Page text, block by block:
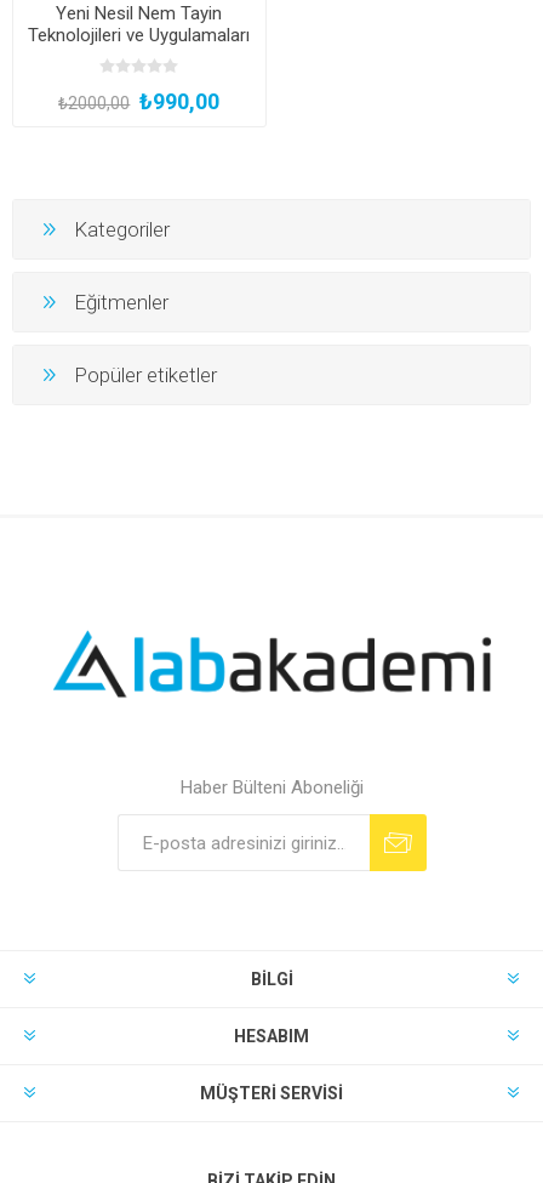
Yeni Nesil Nem Tayin
Teknolojileri ve Uygulamaları
₺2000,00 ₺990,00
Kategoriler
Eğitmenler
Popüler etiketler
Haber Bülteni Aboneliği
BILGI
HESABIM
MÜŞTERI SERVISI